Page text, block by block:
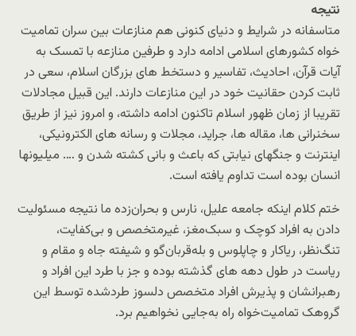
نتیجه
متاسفانه در شرایط و دنیای کنونی هم منازعات بین سران تمامیت
خواه کشورهای اسلامی ادامه دارد و طرفین منازعه با تمسک به
آیات قرآن، احادیث، تفاسیر و دستخط های بزرگان اسلام، سعی در
ثابت کردن حقانیت خود در این منازعات دارند. این قبیل مجادلات
تقریبا از زمان ظهور اسلام تاکنون ادامه داشته، و امروز نیز از طریق
سخنرانی ها، مقاله ها، جراید، مجلات و رسانه های الکترونیکی،
اینترنت و جنگهای نیابتی که باعث و بانی کشته شدن و …. میلیونها
انسان بوده است تداوم یافته است.
ختم کلام اینکه جامعه علیل، نارس و بحران‌زده ما نتیجه مسئولیت
دادن به افراد کوچک و سبک‌مغز، غیرمتخصص و بی‌کفایت،
تنگ‌نظر، ریاکار و چاپلوس و بله‌قربان‌گو و شیفته جاه و مقام و
ریاست در طول دهه ‌های گذشته بوده و جز با طرد این افراد و
رهبرانشان و پذیرش افراد متخصص دلسوز طردشده توسط این
گروهک تمامیت‌خواه راه به‌جایی نخواهیم برد.